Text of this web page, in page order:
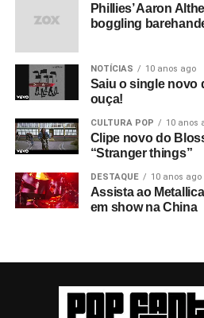
Phillies’ Aaron
boggling
NOTÍCIAS 10 anos ago
Saiu o single novo
ouça!
CULTURA POP 10 anos
Clipe novo do
“Stranger things”
DESTAQUE 10 anos ago
Assista ao
em show na China